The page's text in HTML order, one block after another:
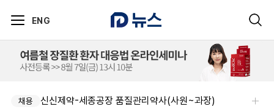
ENG
채용 신신제약-세종공장 품질관리약사(사원~과장)